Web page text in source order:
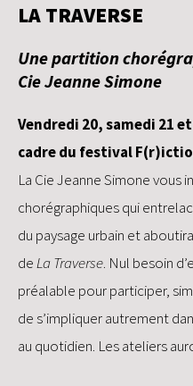
LA TRAVERSE
Une partition
Cie Jeanne Simone
Vendredi 20, samedi 21
cadre du festival
La Cie Jeanne Simone vous
chorégraphiques qui
du paysage urbain et
deLa Traverse. Nul besoin
préalable pour participer,
de s’impliquer autrement
au quotidien. Les ateliers